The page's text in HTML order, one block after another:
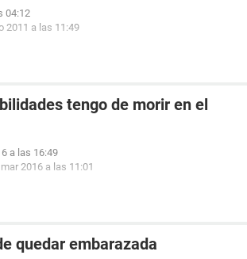
04:12
2011 a las 11:49
tengo de morir en el
a las 16:49
2016 a las 11:01
quedar embarazada